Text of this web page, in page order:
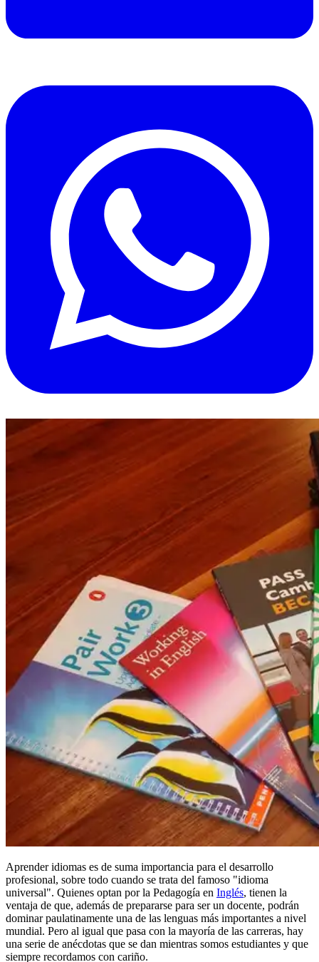
Aprender idiomas es de suma importancia para el desarrollo
profesional, sobre todo cuando se trata del famoso "idioma
universal". Quienes optan por la Pedagogía en Inglés, tienen la
ventaja de que, además de prepararse para ser un docente, podrán
dominar paulatinamente una de las lenguas más importantes a nivel
mundial. Pero al igual que pasa con la mayoría de las carreras, hay
una serie de anécdotas que se dan mientras somos estudiantes y que
siempre recordamos con cariño.